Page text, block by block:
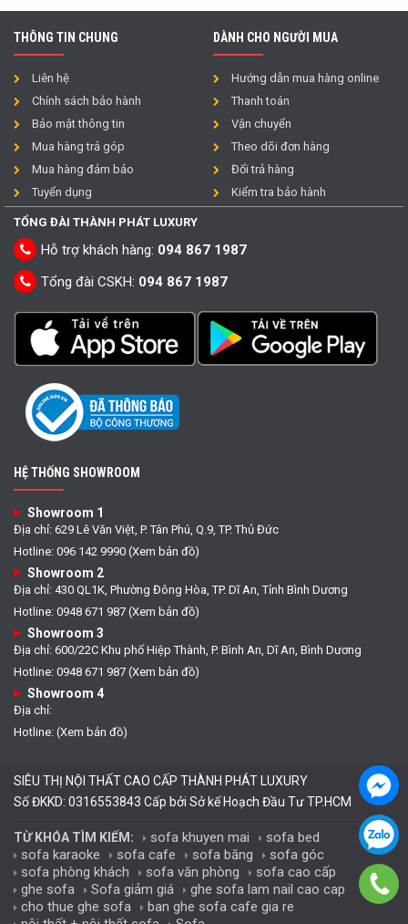
THÔNG TIN CHUNG
Liên hệ
Chính sách bảo hành
Bảo mật thông tin
Mua hàng trả góp
Mua hàng đảm bảo
Tuyển dụng
DÀNH CHO NGƯỜI MUA
Hướng dẫn mua hàng online
Thanh toán
Vận chuyển
Theo dõi đơn hàng
Đổi trả hàng
Kiểm tra bảo hành
TỔNG ĐÀI THÀNH PHÁT LUXURY
Hỗ trợ khách hàng: 094 867 1987
Tổng đài CSKH: 094 867 1987
HỆ THỐNG SHOWROOM
Showroom 1
Địa chỉ: 629 Lê Văn Việt, P. Tân Phú, Q.9, TP. Thủ Đức
Hotline: 096 142 9990 (Xem bản đồ)
Showroom 2
Địa chỉ: 430 QL1K, Phường Đông Hòa, TP. Dĩ An, Tỉnh Bình Dương
Hotline: 0948 671 987 (Xem bản đồ)
Showroom 3
Địa chỉ: 600/22C Khu phố Hiệp Thành, P. Bình An, Dĩ An, Bình Dương
Hotline: 0948 671 987 (Xem bản đồ)
Showroom 4
Địa chỉ:
Hotline: (Xem bản đồ)
SIÊU THỊ NỘI THẤT CAO CẤP THÀNH PHÁT LUXURY
Số ĐKKD: 0316553843 Cấp bởi Sở kế Hoạch Đầu Tư TP.HCM
TỪ KHÓA TÌM KIẾM: sofa khuyen mai
sofa bed
sofa karaoke
sofa cafe sofa băng
sofa góc
sofa phòng khách
sofa văn phòng
sofa cao cấp
ghe sofa
Sofa giảm giá
ghe sofa lam nail cao cap
cho thue ghe sofa
ban ghe sofa cafe gia re